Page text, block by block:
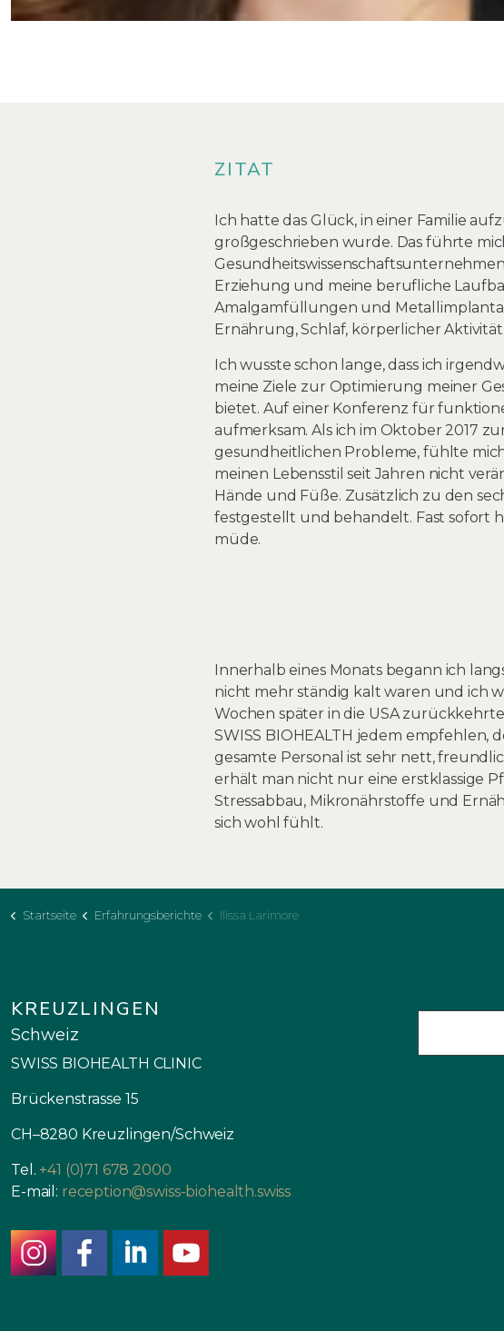
ZITAT
Ich hatte das Glück, in einer Familie
großgeschrieben wurde. Das führte
Erziehung und meine berufliche
Amalgamfüllungen und
Ernährung, Schlaf, körperlicher
Ich wusste schon lange, dass ich
meine Ziele zur Optimierung meiner
bietet. Auf einer Konferenz für
aufmerksam. Als ich im Oktober 2017
gesundheitlichen Probleme, fühlte
meinen Lebensstil seit Jahren nicht
Hände und Füße. Zusätzlich zu den
festgestellt und behandelt. Fast sofort
müde.
Innerhalb eines Monats begann ich
nicht mehr ständig kalt waren und ich
Wochen später in die USA
SWISS BIOHEALTH jedem empfehlen,
gesamte Personal ist sehr nett,
erhält man nicht nur eine erstklassige
Stressabbau, Mikronährstoffe und
sich wohl fühlt.
Startseite Erfahrungsberichte Ilissa Larimore
KREUZLINGEN
Schweiz
SWISS BIOHEALTH CLINIC
Brückenstrasse 15
CH–8280 Kreuzlingen/Schweiz
Tel. +41 (0)71 678 2000
E-mail: reception@swiss-biohealth.swiss